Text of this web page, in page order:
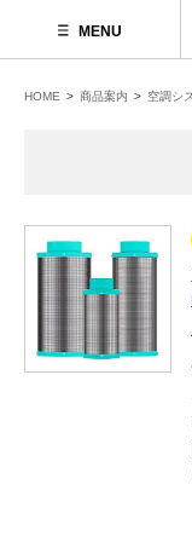
MENU
HOME 商品案内 空調シ